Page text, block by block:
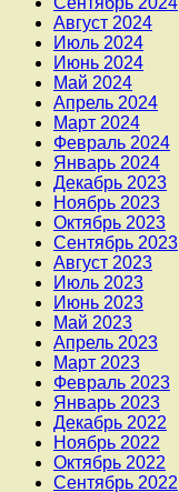
Август 2024
Июль 2024
Июнь 2024
Май 2024
Апрель 2024
Март 2024
Февраль 2024
Январь 2024
Декабрь 2023
Ноябрь 2023
Октябрь 2023
Сентябрь 2023
Август 2023
Июль 2023
Июнь 2023
Май 2023
Апрель 2023
Март 2023
Февраль 2023
Январь 2023
Декабрь 2022
Ноябрь 2022
Октябрь 2022
Сентябрь 2022